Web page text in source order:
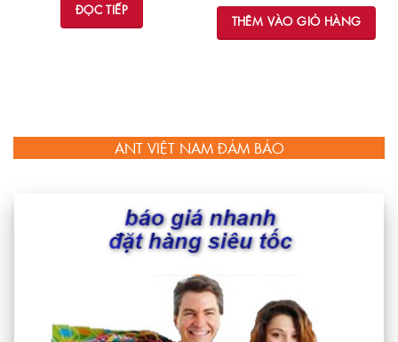
ĐỌC TIẾP
THÊM VÀO GIỎ HÀNG
ANT VIỆT NAM ĐẢM BẢO